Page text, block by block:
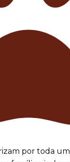
por toda